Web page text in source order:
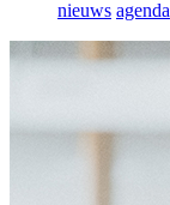
nieuws agenda